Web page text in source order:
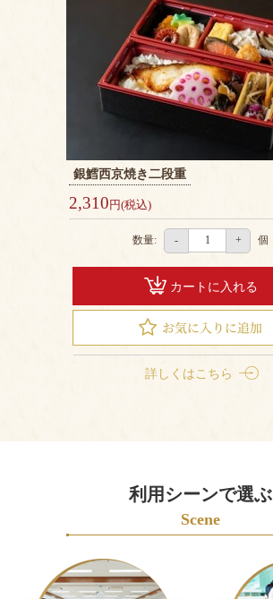
銀鱈西京焼き二段重
2,310 円(税込)
数量: - + 個
カートに入れる
詳しくはこちら
利用シーンで選ぶ
Scene